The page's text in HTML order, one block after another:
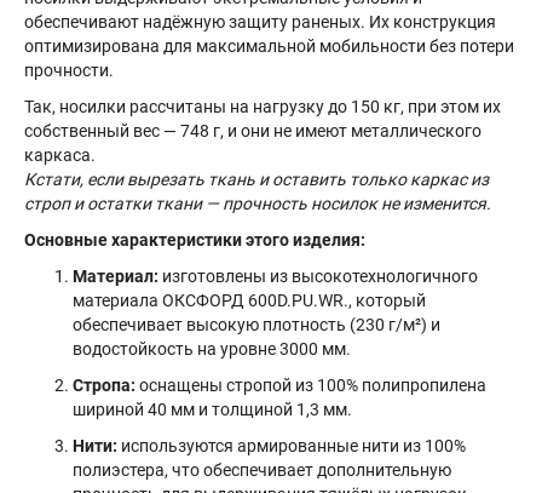
обеспечивают надёжную защиту раненых. Их конструкция
оптимизирована для максимальной мобильности без потери
прочности.
Так, носилки рассчитаны на нагрузку до 150 кг, при этом их
собственный вес — 748 г, и они не имеют металлического
каркаса.
Кстати, если вырезать ткань и оставить только каркас из
строп и остатки ткани — прочность носилок не изменится.
Основные характеристики этого изделия:
Материал: изготовлены из высокотехнологичного
материала ОКСФОРД 600D.PU.WR., который
обеспечивает высокую плотность (230 г/м²) и
водостойкость на уровне 3000 мм.
Стропа: оснащены стропой из 100% полипропилена
шириной 40 мм и толщиной 1,3 мм.
Нити: используются армированные нити из 100%
полиэстера, что обеспечивает дополнительную